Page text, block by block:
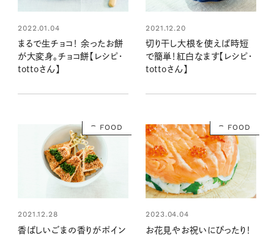
2022.01.04
まるで生チョコ！ 余ったお餅
が大変身。チョコ餅【レシピ・
tottoさん】
2021.12.20
切り干し大根を使えば時短
で簡単！紅白なます【レシピ・
tottoさん】
FOOD
2021.12.28
香ばしいごまの香りがポイン
FOOD
2023.04.04
お花見やお祝いにぴったり！